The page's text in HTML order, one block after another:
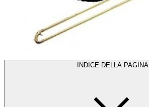
INDICE DELLA PAGINA